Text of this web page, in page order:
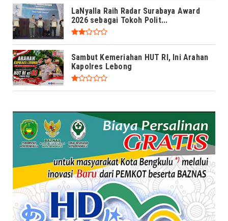
LaNyalla Raih Radar Surabaya Award
2026 sebagai Tokoh Polit...
Sambut Kemeriahan HUT RI, Ini Arahan
Kapolres Lebong